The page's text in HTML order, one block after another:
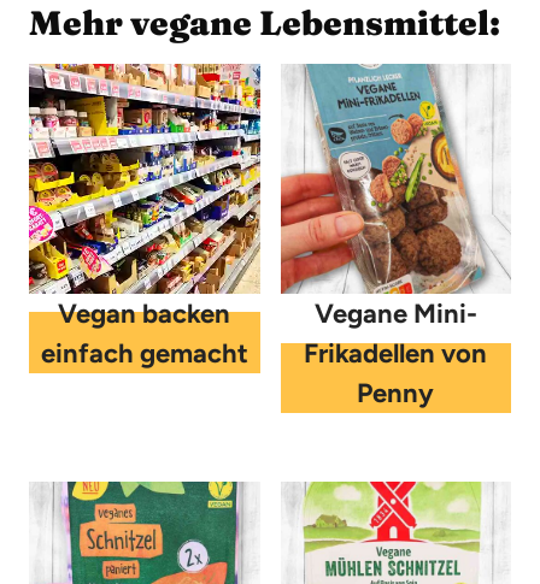
Mehr vegane Lebensmittel:
Vegan backen
einfach gemacht
Vegane Mini-
Frikadellen von
Penny